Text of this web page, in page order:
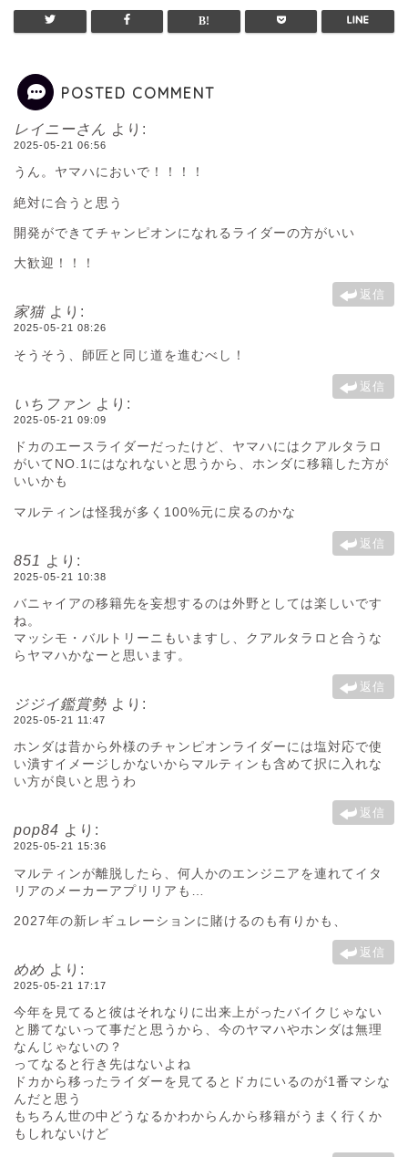
POSTED COMMENT
レイニーさん より:
2025-05-21 06:56
うん。ヤマハにおいで！！！！
絶対に合うと思う
開発ができてチャンピオンになれるライダーの方がいい
大歓迎！！！
返信
家猫 より:
2025-05-21 08:26
そうそう、師匠と同じ道を進むべし！
返信
いちファン より:
2025-05-21 09:09
ドカのエースライダーだったけど、ヤマハにはクアルタラロ
がいてNO.1にはなれないと思うから、ホンダに移籍した方が
いいかも
マルティンは怪我が多く100%元に戻るのかな
返信
851 より:
2025-05-21 10:38
バニャイアの移籍先を妄想するのは外野としては楽しいです
ね。
マッシモ・バルトリーニもいますし、クアルタラロと合うな
らヤマハかなーと思います。
返信
ジジイ鑑賞勢 より:
2025-05-21 11:47
ホンダは昔から外様のチャンピオンライダーには塩対応で使
い潰すイメージしかないからマルティンも含めて択に入れな
い方が良いと思うわ
返信
pop84 より:
2025-05-21 15:36
マルティンが離脱したら、何人かのエンジニアを連れてイタ
リアのメーカーアプリリアも…
2027年の新レギュレーションに賭けるのも有りかも、
返信
めめ より:
2025-05-21 17:17
今年を見てると彼はそれなりに出来上がったバイクじゃない
と勝てないって事だと思うから、今のヤマハやホンダは無理
なんじゃないの？
ってなると行き先はないよね
ドカから移ったライダーを見てるとドカにいるのが1番マシな
んだと思う
もちろん世の中どうなるかわからんから移籍がうまく行くか
もしれないけど